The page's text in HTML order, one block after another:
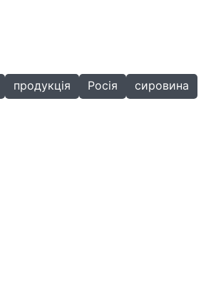
продукція Росія сировина